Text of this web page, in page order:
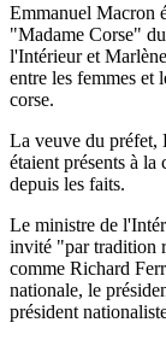
Emmanuel Macron
"Madame Corse"
l'Intérieur et
entre les femmes et
corse.
La veuve du préfet,
étaient présents à
depuis les faits.
Le ministre de
invité "par tradition
comme Richard
nationale, le
président